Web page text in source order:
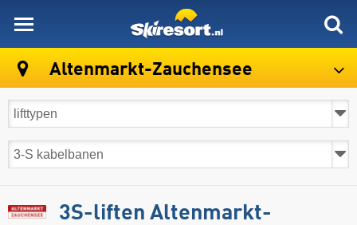
Altenmarkt-Zauchensee
3S-liften Altenmarkt-